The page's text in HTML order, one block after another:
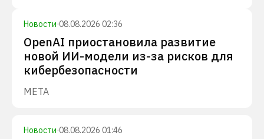
Новости·08.08.2026 02:36
OpenAI приостановила развитие
новой ИИ-модели из-за рисков для
кибербезопасности
META
Новости·08.08.2026 01:46